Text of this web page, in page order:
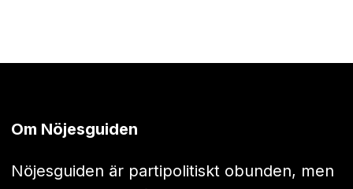
Om Nöjesguiden
Nöjesguiden är partipolitiskt obunden, men